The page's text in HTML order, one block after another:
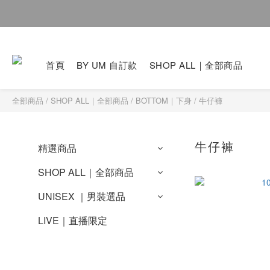
首頁 BY UM 自訂款 SHOP ALL｜全部商品
全部商品 / SHOP ALL｜全部商品 / BOTTOM｜下身 / 牛仔褲
精選商品
SHOP ALL｜全部商品
UNISEX ｜男裝選品
LIVE｜直播限定
牛仔褲